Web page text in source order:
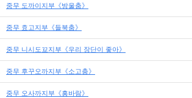
중무 도까이지부《방울춤》
중무 효고지부《들북춤》
중무 니시도꾜지부《우리 장단이 좋아》
중무 후꾸오까지부《소고춤》
중무 오사까지부《흥바람》